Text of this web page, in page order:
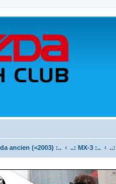
ancien (<2003) :.. ..: MX-3 :..